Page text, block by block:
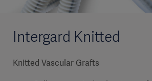
Intergard Knitted
Knitted Vascular Grafts